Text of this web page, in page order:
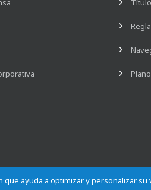
ayuda a optimizar y personalizar